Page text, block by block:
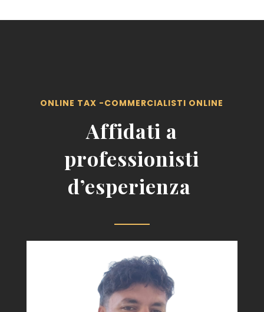
ONLINE TAX -COMMERCIALISTI ONLINE
Affidati a
professionisti
d’esperienza